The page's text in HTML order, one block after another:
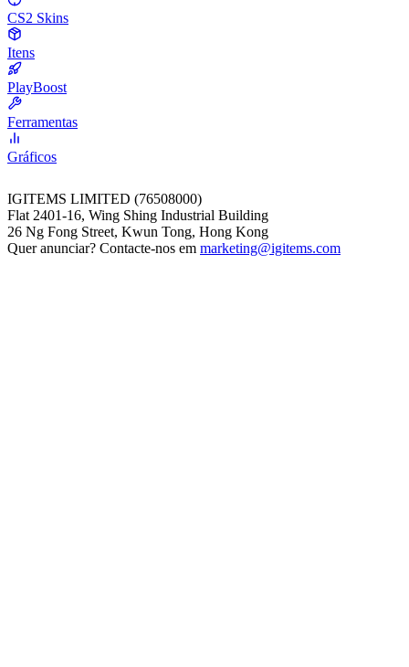
CS2 Skins
Itens
PlayBoost
Ferramentas
Gráficos
IGITEMS LIMITED (76508000)
Flat 2401-16, Wing Shing Industrial Building
26 Ng Fong Street, Kwun Tong, Hong Kong
Quer anunciar? Contacte-nos em marketing@igitems.com